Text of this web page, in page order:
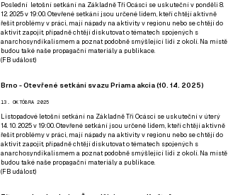
Poslední letošní setkání na Základně Tři Ocásci se uskuteční v ponděli 8.
12. 2025 v 19:00. Otevřené setkání jsou určené lidem, kteří chtějí aktivně
řešit problémy v práci, mají nápady na aktivity v regionu nebo se chtějí do
aktivit zapojit, případně chtějí diskutovat o tématech spojených s
anarchosyndikalismem a poznat podobně smýšlející lidi z okolí. Na místě
budou také naše propagační materiály a publikace.
(FB událost)
Brno - Otevřené setkání svazu Priama akcia (10. 14. 2025)
13. OKTÓBRA 2025
Listopadové letošní setkání na Základně Tři Ocásci se uskuteční v úterý
14. 10. 2025 v 19:00. Otevřené setkání jsou určené lidem, kteří chtějí aktivně
řešit problémy v práci, mají nápady na aktivity v regionu nebo se chtějí do
aktivit zapojit, případně chtějí diskutovat o tématech spojených s
anarchosyndikalismem a poznat podobně smýšlející lidi z okolí. Na místě
budou také naše propagační materiály a publikace.
(FB událost)